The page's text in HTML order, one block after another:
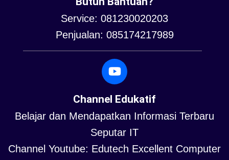
Service: 081230020203
Penjualan: 085174217989
Channel Edukatif
Belajar dan Mendapatkan Informasi Terbaru
Seputar IT
Channel Youtube: Edutech Excellent Computer